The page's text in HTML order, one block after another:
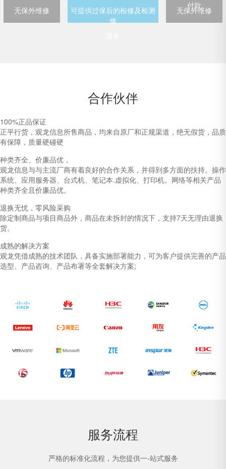
无保外维修
修
可提供过保后的检修及检测 付款
无保外维修
合作伙伴
100%正品保证
正平行货，观龙信息所售商品，均来自原厂和正规渠道，绝无假货，品质
有保障，质量硬碰硬
种类齐全、价廉品优，
观龙信息与与主流厂商有着良好的合作关系，并得到多方面的扶持。操作
系统、应用服务器、台式机、笔记本.虚拟化、打印机。网络等相关产品
种类齐全且价廉品优。
退换无忧，零风险采购
除定制商品与项目商品外，商品在未拆封的情况下，支持7天无理由退换
货。
成熟的解决方案
观龙凭借成熟的技术团队，具备实施部署能力，可为客户提供完善的产品
选型、产品咨询、产品布署等全套解决方案;
服务流程
严格的标准化流程，为您提供一-站式服务